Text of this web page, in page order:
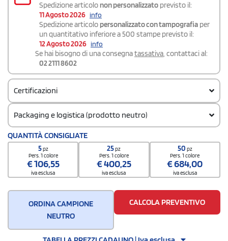
Spedizione articolo non personalizzato previsto il:
11 Agosto 2026 info
Spedizione articolo personalizzato con tampografia per
un quantitativo inferiore a 500 stampe previsto il:
12 Agosto 2026 info
Se hai bisogno di una consegnatassativa, contattaci al:
02 2111 8602
Certificazioni
Packaging e logistica (prodotto neutro)
Codice doganale
4419190000000000000000
Quantità per scatola
QUANTITÀ CONSIGLIATE
5pz
Pers. 1 colore
€106,55
iva esclusa
25pz
Pers. 1 colore
€400,25
iva esclusa
50 pz
Pers. 1 colore
€684,00
iva esclusa
ORDINA CAMPIONE
NEUTRO
CALCOLA PREVENTIVO